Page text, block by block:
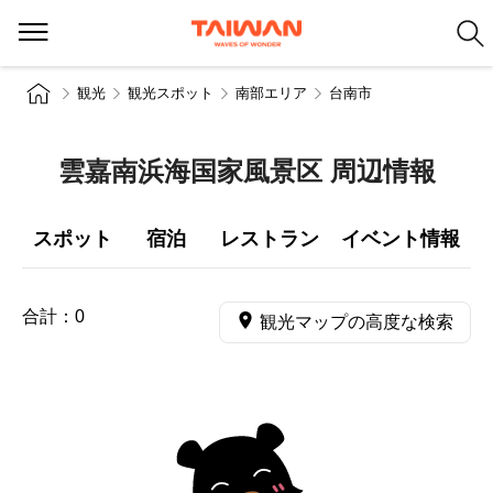
観光 観光スポット 南部エリア 台南市
雲嘉南浜海国家風景区 周辺情報
スポット 宿泊 レストラン イベント情報
合計： 0 観光マップの高度な検索